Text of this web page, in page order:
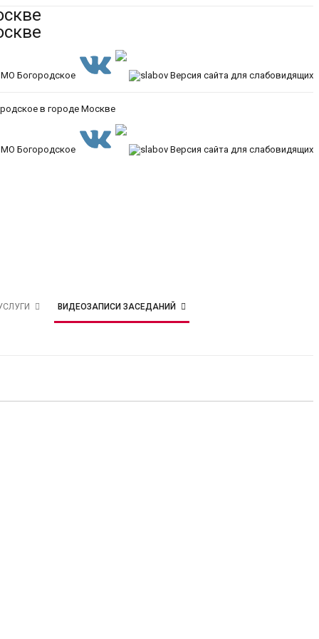
Версия сайта для слабовидящих
Версия сайта для слабовидящих
ВИДЕОЗАПИСИ ЗАСЕДАНИЙ